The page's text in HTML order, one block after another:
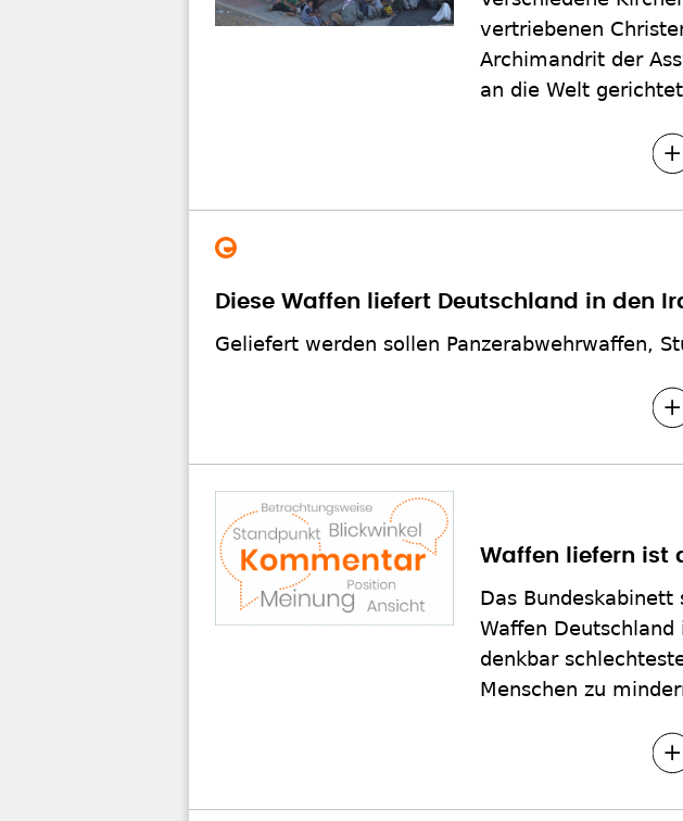
vertriebenen
Archimandrit der
an die Welt
Diese Waffen liefert Deutschland in den
Geliefert werden sollen Panzerabwehrwaffen,
Waffen liefern ist
Das
Waffen
denkbar
Menschen zu